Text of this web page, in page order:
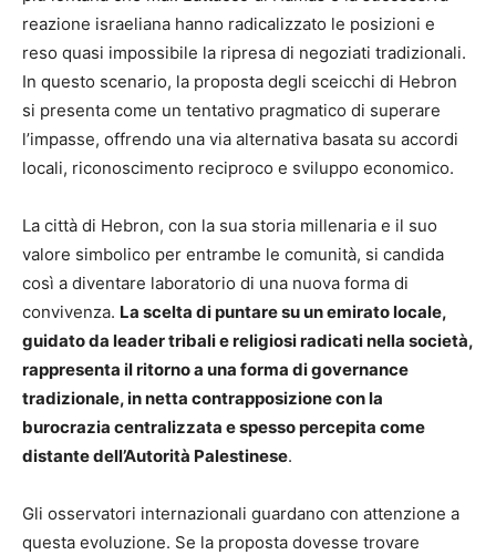
reazione israeliana hanno radicalizzato le posizioni e
reso quasi impossibile la ripresa di negoziati tradizionali.
In questo scenario, la proposta degli sceicchi di Hebron
si presenta come un tentativo pragmatico di superare
l’impasse, offrendo una via alternativa basata su accordi
locali, riconoscimento reciproco e sviluppo economico.
La città di Hebron, con la sua storia millenaria e il suo
valore simbolico per entrambe le comunità, si candida
così a diventare laboratorio di una nuova forma di
convivenza. La scelta di puntare su un emirato locale,
guidato da leader tribali e religiosi radicati nella società,
rappresenta il ritorno a una forma di governance
tradizionale, in netta contrapposizione con la
burocrazia centralizzata e spesso percepita come
distante dell’Autorità Palestinese.
Gli osservatori internazionali guardano con attenzione a
questa evoluzione. Se la proposta dovesse trovare